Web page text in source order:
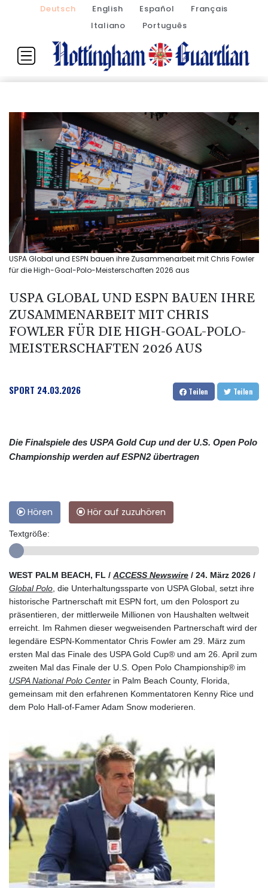
Deutsch English Español
Français
Italiano
Português
USPA Global und ESPN bauen ihre Zusammenarbeit mit Chris Fowler
für die High-Goal-Polo-Meisterschaften 2026 aus
USPA GLOBAL UND ESPN BAUEN IHRE
ZUSAMMENARBEIT MIT CHRIS
FOWLER FÜR DIE HIGH-GOAL-POLO-
MEISTERSCHAFTEN 2026 AUS
SPORT 24.03.2026 Teilen Teilen
Die Finalspiele des USPA Gold Cup und der U.S. Open Polo
Championship werden auf ESPN2 übertragen
Hören Hör auf zuzuhören
Textgröße:
WEST PALM BEACH, FL / ACCESS Newswire / 24. März 2026 /
Global Polo , die Unterhaltungssparte von USPA Global, setzt ihre
historische Partnerschaft mit ESPN fort, um den Polosport zu
präsentieren, der mittlerweile Millionen von Haushalten weltweit
erreicht. Im Rahmen dieser wegweisenden Partnerschaft wird der
legendäre ESPN-Kommentator Chris Fowler am 29. März zum
ersten Mal das Finale des USPA Gold Cup® und am 26. April zum
zweiten Mal das Finale der U.S. Open Polo Championship® im
USPA National Polo Center in Palm Beach County, Florida,
gemeinsam mit den erfahrenen Kommentatoren Kenny Rice und
dem Polo Hall-of-Famer Adam Snow moderieren.